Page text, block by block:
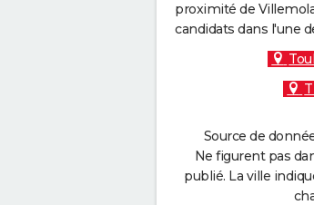
proximité de
candidats dans l'une
Source de
Ne figurent pas
publié. La ville